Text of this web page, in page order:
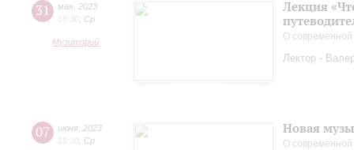
31 мая 2023
18:30 Ср
Музиторий
Лекция
О
Лектор -
07 июня 2023
18:30 Ср
Новая
О